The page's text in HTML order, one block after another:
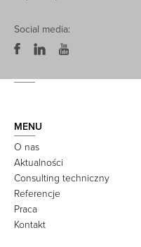
Social media:
MENU
O nas
Aktualności
Consulting techniczny
Referencje
Praca
Kontakt